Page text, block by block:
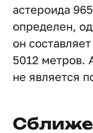
астероида
определен,
он
5012 метров.
не является